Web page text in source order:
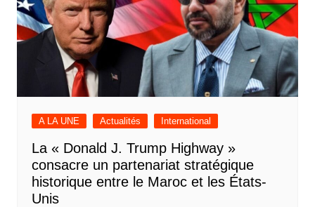
A LA UNE Actualités International
La « Donald J. Trump Highway »
consacre un partenariat stratégique
historique entre le Maroc et les États-
Unis